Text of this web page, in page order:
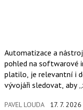
Automatizace a
pohled na softwarové
platilo, je relevantní i
vývojáři sledovat, aby
PAVEL LOUDA 17. 7. 2026